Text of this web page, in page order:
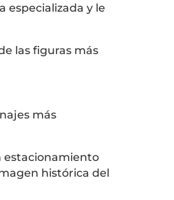
especializada y le
las figuras más
más
estacionamiento
histórica del